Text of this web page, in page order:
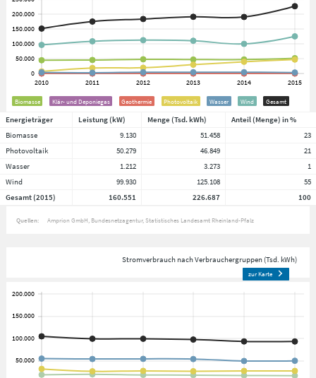
Biomasse Klär- und Deponiegas Geothermie Photovoltaik Wasser Wind Gesamt
Energieträger Leistung (kW) Menge (Tsd. kWh)
Anteil (Menge) in %
Biomasse
9.130 51.458
23
Photovoltaik
50.279 46.849
21
Wasser
1.212 3.273
1
Wind
99.930 125.108
55
Gesamt (2015)
160.551 226.687 100
Quellen: Amprion GmbH Bundesnetzagentur Statistisches Landesamt Rheinland-Pfalz
Stromverbrauch nach Verbrauchergruppen (Tsd. kWh)
zur Karte